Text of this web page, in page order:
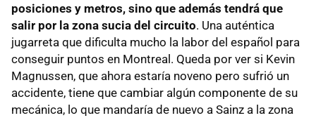
posiciones y metros, sino que además tendrá que
salir por la zona sucia del circuito. Una auténtica
jugarreta que dificulta mucho la labor del español para
conseguir puntos en Montreal. Queda por ver si Kevin
Magnussen, que ahora estaría noveno pero sufrió un
accidente, tiene que cambiar algún componente de su
mecánica, lo que mandaría de nuevo a Sainz a la zona